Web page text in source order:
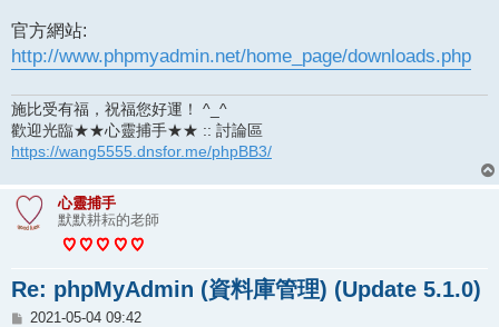
官方網站:
http://www.phpmyadmin.net/home_page/downloads.php
施比受有福，祝福您好運！ ^_^
歡迎光臨★★心靈捕手★★ :: 討論區
https://wang5555.dnsfor.me/phpBB3/
心靈捕手
默默耕耘的老師
Re: phpMyAdmin (資料庫管理) (Update 5.1.0)
文
2021-05-04 09:42